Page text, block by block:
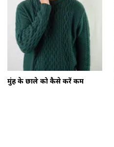
मुंह के छाले को कैसे करें कम